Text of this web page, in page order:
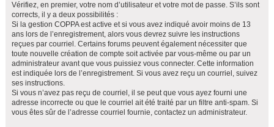
Vérifiez, en premier, votre nom d’utilisateur et votre mot de passe. S’ils sont
corrects, il y a deux possibilités :
Si la gestion COPPA est active et si vous avez indiqué avoir moins de 13
ans lors de l’enregistrement, alors vous devrez suivre les instructions
reçues par courriel. Certains forums peuvent également nécessiter que
toute nouvelle création de compte soit activée par vous-même ou par un
administrateur avant que vous puissiez vous connecter. Cette information
est indiquée lors de l’enregistrement. Si vous avez reçu un courriel, suivez
ses instructions.
Si vous n’avez pas reçu de courriel, il se peut que vous ayez fourni une
adresse incorrecte ou que le courriel ait été traité par un filtre anti-spam. Si
vous êtes sûr de l’adresse courriel fournie, contactez un administrateur.